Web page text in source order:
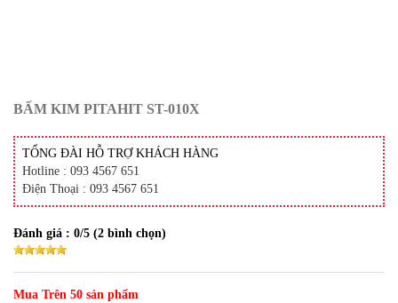
BẤM KIM PITAHIT ST-010X
TỔNG ĐÀI HỖ TRỢ KHÁCH HÀNG
Hotline : 093 4567 651
Điện Thoại : 093 4567 651
Đánh giá : 0/5 (2 bình chọn)
Mua Trên 50 sản phẩm